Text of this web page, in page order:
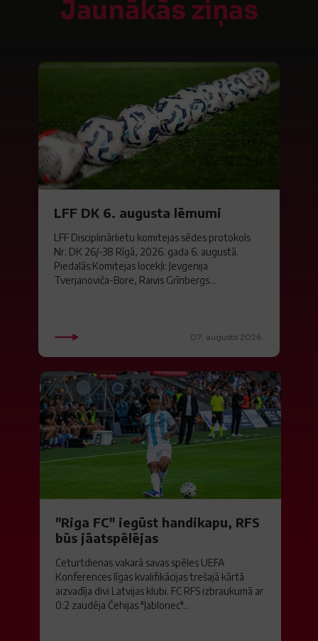
Jaunākās ziņas
LFF DK 6. augusta lēmumi
LFF Disciplinārlietu komitejas sēdes protokols
Nr. DK 26/-38 Rīgā, 2026. gada 6. augustā.
Piedalās:Komitejas locekļi: Jevgenija
Tverjanoviča-Bore, Raivis Grīnbergs...
07. augusts 2026.
"Riga FC" iegūst handikapu, RFS
būs jāatspēlējas
Ceturtdienas vakarā savas spēles UEFA
Konferences līgas kvalifikācijas trešajā kārtā
aizvadīja divi Latvijas klubi. FC RFS izbraukumā ar
0:2 zaudēja Čehijas "Jablonec"...